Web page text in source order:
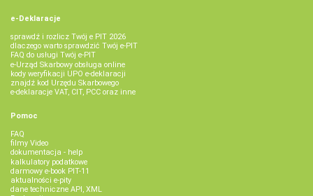
e-Deklaracje
sprawdź i rozlicz Twój e PIT 2026
dlaczego warto sprawdzić Twój e-PIT
FAQ do usługi Twój e-PIT
e-Urząd Skarbowy obsługa online
kody weryfikacji UPO e-deklaracji
znajdź kod Urzędu Skarbowego
e-deklaracje VAT, CIT, PCC oraz inne
Pomoc
FAQ
filmy Video
dokumentacja - help
kalkulatory podatkowe
darmowy e-book PIT-11
aktualności e-pity
dane techniczne API, XML